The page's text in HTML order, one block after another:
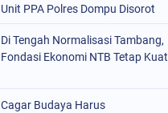
Unit PPA Polres Dompu Disorot
Di Tengah Normalisasi Tambang,
Fondasi Ekonomi NTB Tetap Kuat
Cagar Budaya Harus